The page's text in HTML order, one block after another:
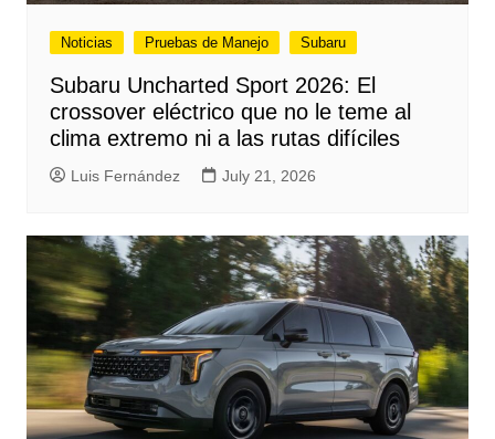
Noticias Pruebas de Manejo Subaru
Subaru Uncharted Sport 2026: El
crossover eléctrico que no le teme al
clima extremo ni a las rutas difíciles
Luis Fernández July 21, 2026